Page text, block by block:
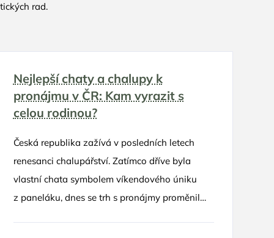
rad.
Nejlepší chaty a chalupy k
pronájmu v ČR: Kam vyrazit s
celou rodinou?
Česká republika zažívá v posledních letech
renesanci chalupářství. Zatímco dříve byla
vlastní chata symbolem víkendového úniku
z paneláku, dnes se trh s pronájmy proměnil